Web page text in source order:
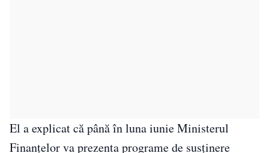
El a explicat că până în luna iunie Ministerul
Finanțelor va prezenta programe de susținere